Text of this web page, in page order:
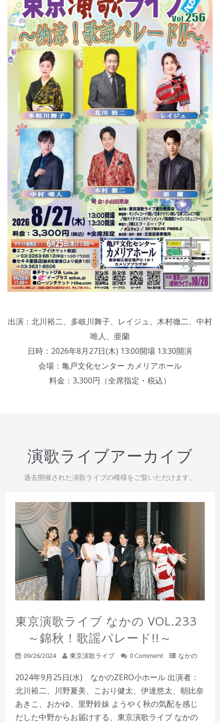
出演：北川裕二、多岐川舞子、レイジュ、木村徹二、中村
唯人、亜蘭
日時：2026年8月27日(木) 13:00開場 13:30開演
会場：亀戸文化センター カメリアホール
料金：3,300円（全席指定・税込）
演歌ライブアーカイブ
過去開催された演歌ライブの模様をご覧いただけます。
東京演歌ライブ なかの VOL.233
～錦秋！歌謡パレード!!～
09/26/2024 東京演歌ライブ 0 Comment なかの
2024年9月25日(水) なかのZERO小ホール 出演者：
北川裕二、川野夏美、こおり健太、伊達悠太、朝比奈
あきこ、おかゆ、里野鈴妹 ようやく秋の気配を感じ
だした中野からお届けする、東京演歌ライブ なかの